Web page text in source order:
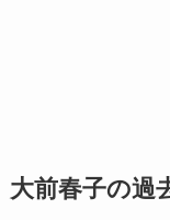
大前春子の過